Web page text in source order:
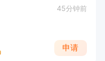
45分钟前
申请